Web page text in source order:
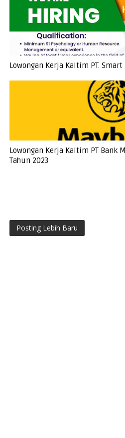
Lowongan Kerja Kaltim PT.
Lowongan Kerja Kaltim PT Bank
Tahun 2023
Posting Lebih Baru